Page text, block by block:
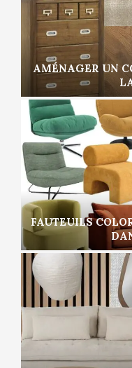
AMÉNAGER UN
FAUTEUILS